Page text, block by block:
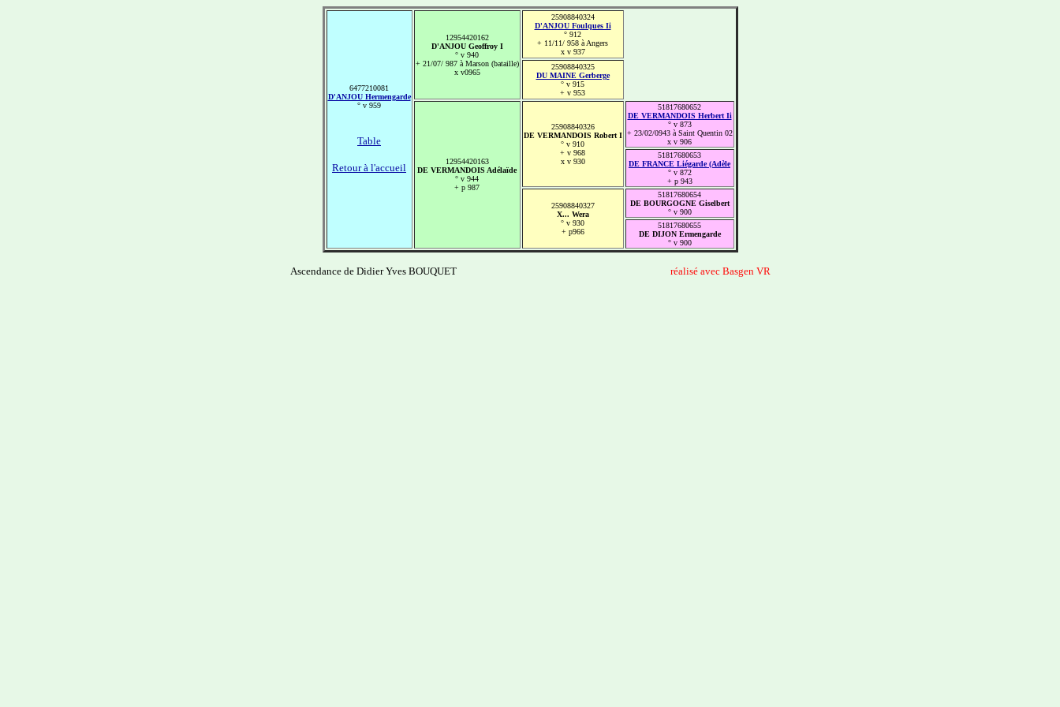
6477210081
D'ANJOU Hermengarde
° v 959
Table
Retour à l'accueil
12954420162
D'ANJOU Geoffroy I
° v 940
+ 21/07/ 987 à Marson (bataille)
x v0965
25908840324
D'ANJOU Foulques Ii
° 912
+ 11/11/ 958 à Angers
x v 937
25908840325
DU MAINE Gerberge
° v 915
+ v 953
12954420163
DE VERMANDOIS Adélaïde
° v 944
+ p 987
25908840326
DE VERMANDOIS Robert I
° v 910
+ v 968
x v 930
51817680652
DE VERMANDOIS Herbert Ii
° v 873
+ 23/02/0943 à Saint Quentin 02
x v 906
51817680653
DE FRANCE Liégarde (Adèle
° v 872
+ p 943
25908840327
X... Wera
° v 930
+ p966
51817680654
DE BOURGOGNE Giselbert
° v 900
51817680655
DE DIJON Ermengarde
° v 900
Ascendance de Didier Yves BOUQUET------------------------------ réalisé avec Basgen VR